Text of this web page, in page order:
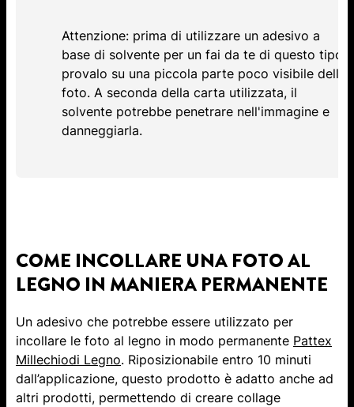
Attenzione: prima di utilizzare un adesivo a
base di solvente per un fai da te di questo tipo,
provalo su una piccola parte poco visibile della
foto. A seconda della carta utilizzata, il
solvente potrebbe penetrare nell'immagine e
danneggiarla.
COME INCOLLARE UNA FOTO AL
LEGNO IN MANIERA PERMANENTE
Un adesivo che potrebbe essere utilizzato per
incollare le foto al legno in modo permanente Pattex
Millechiodi Legno. Riposizionabile entro 10 minuti
dall’applicazione, questo prodotto è adatto anche ad
altri prodotti, permettendo di creare collage